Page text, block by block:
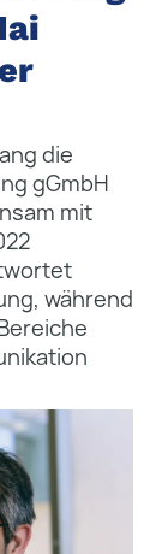
die
gGmbH
mit
während